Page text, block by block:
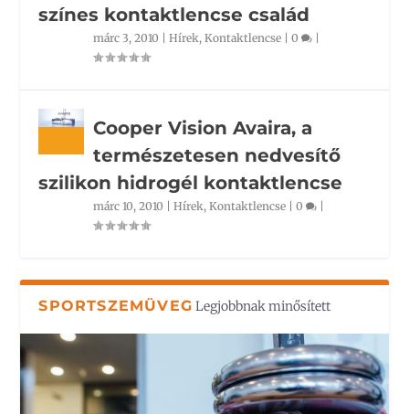
színes kontaktlencse család
márc 3, 2010 |Hírek,Kontaktlencse |0
Cooper Vision Avaira, a
természetesen nedvesítő
szilikon hidrogél kontaktlencse
márc 10, 2010 |Hírek,Kontaktlencse |0
SPORTSZEMÜVEG Legjobbnak minősített